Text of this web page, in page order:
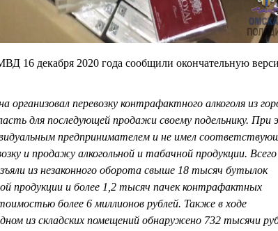
16 декабря 2020 года сообщили окончательную
перевозку контрафактного алкоголя из
для последующей продажи своему подельнику. При
предпринимателем и не имел
и продажу алкогольной и табачной продукции.
из незаконного оборота свыше 18 тысяч бутылок
продукции и более 1,2 тысяч пачек контрафактных
более 6 миллионов рублей. Также в ходе
из складских помещений обнаружено 732 тысячи